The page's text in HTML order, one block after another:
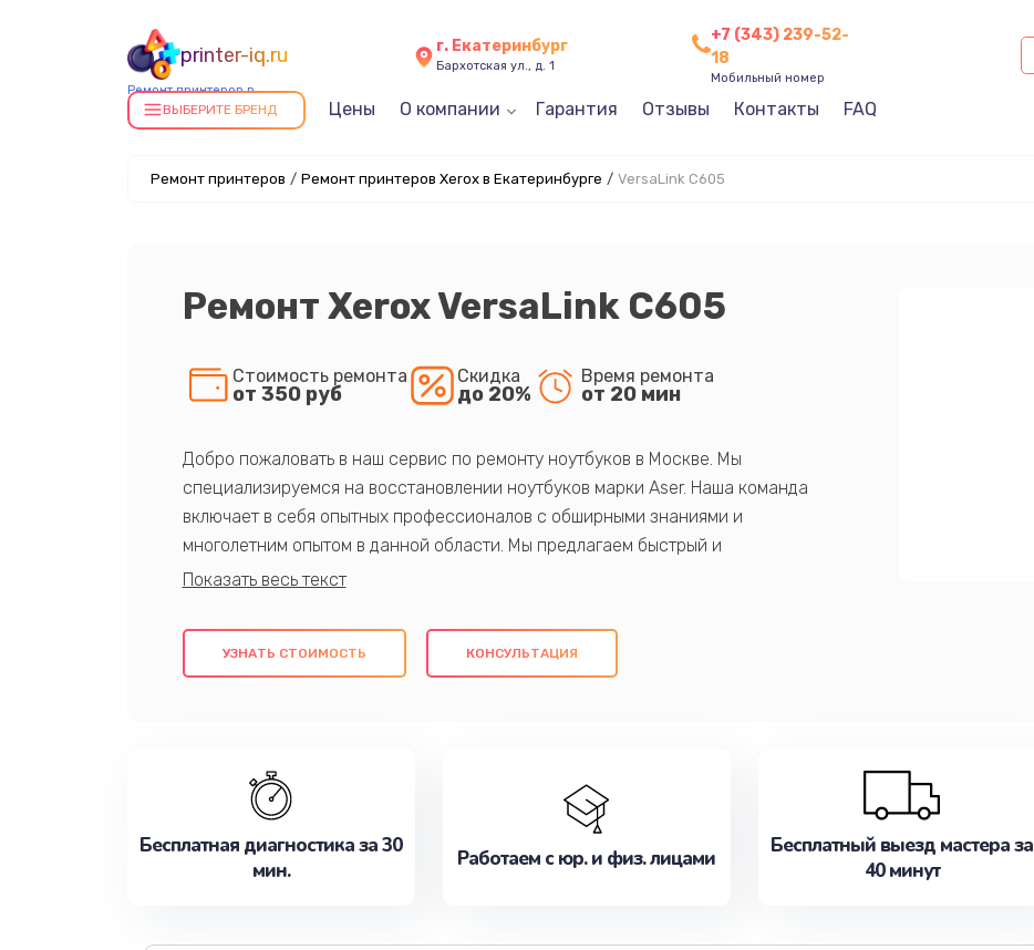
printer-iq.ru
Ремонт принтеров в
Екатеринбурге
г. Екатеринбург
Бархотская ул., д. 1
+7 (343) 239-52-
18
Мобильный номер
ВЫБЕРИТЕ БРЕНД Цены О компании Гарантия Отзывы Контакты FAQ
Ремонт принтеров / Ремонт принтеров Xerox в Екатеринбурге / VersaLink C605
Ремонт Xerox VersaLink C605
Стоимость ремонта
от 350 руб
Скидка
до 20%
Время ремонта
от 20 мин
Добро пожаловать в наш сервис по ремонту ноутбуков в Москве. Мы
специализируемся на восстановлении ноутбуков марки Aser. Наша команда
включает в себя опытных профессионалов с обширными знаниями и
многолетним опытом в данной области. Мы предлагаем быстрый и
качественный ремонт с использованием оригинальных компонентов, а также
клиентам надежное и профессиональное обслуживание, удовлетворяя их
потребности наилучшим образом. Не медлите записаться на ремонт уже
УЗНАТЬ СТОИМОСТЬ КОНСУЛЬТАЦИЯ
Бесплатная диагностика за 30
мин.
Работаем с юр. и физ. лицами
Бесплатный выезд мастера за
40 минут